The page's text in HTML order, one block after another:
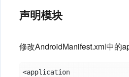
声明模块
修改AndroidManifest.xml中的
<application